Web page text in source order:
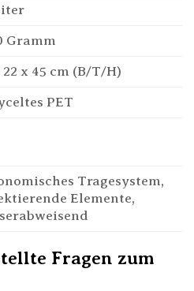
Gramm
22 x 45 cm (B/T/H)
PET
Tragesystem,
Elemente,
Fragen zum